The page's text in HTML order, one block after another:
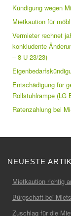
Kündigung wegen
Mietkaution für
Vermieter rechnet
konkludente
– 8 U 23/23)
Entschädigung für
Rollstuhlrampe (LG
Ratenzahlung bei
NEUESTE
Mietkaution richtig
Bürgschaft bei
Zuschlag für die